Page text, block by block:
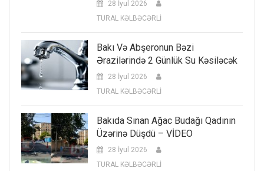
28 İyul 2026
TURAL KƏLBƏCƏRLİ
Bakı Və Abşeronun Bəzi
Ərazilərində 2 Günlük Su Kəsiləcək
28 İyul 2026
TURAL KƏLBƏCƏRLİ
Bakıda Sınan Ağac Budağı Qadının
Üzərinə Düşdü – VİDEO
28 İyul 2026
TURAL KƏLBƏCƏRLİ